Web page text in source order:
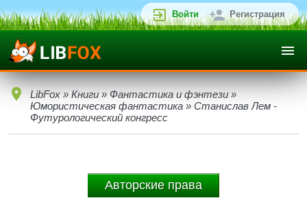
Войти Регистрация
LibFox » Книги » Фантастика и фэнтези »
Юмористическая фантастика » Станислав Лем -
Футурологический конгресс
Авторские права